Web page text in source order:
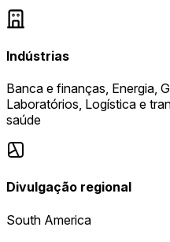
Indústrias
Banca e finanças, Energia,
Laboratórios, Logística e
saúde
Divulgação regional
South America